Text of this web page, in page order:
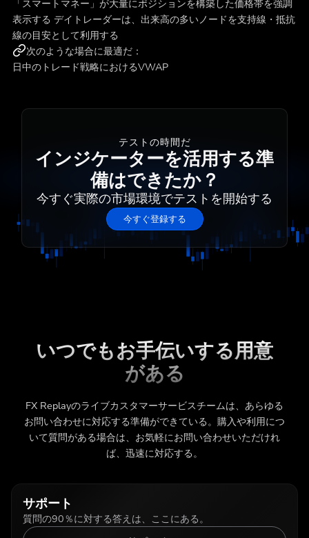
「スマートマネー」が大量にポジションを構築した価格帯を強調
表示する デイトレーダーは、出来高の多いノードを支持線・抵抗
線の目安として利用する
次のような場合に最適だ：
日中のトレード戦略におけるVWAP
テストの時間だ
インジケーターを活用する準
備はできたか？
今すぐ実際の市場環境でテストを開始する
今すぐ登録する
いつでもお手伝いする用意
がある
FX Replayのライブカスタマーサービスチームは、あらゆる
お問い合わせに対応する準備ができている。購入や利用につ
いて質問がある場合は、お気軽にお問い合わせいただけれ
ば、迅速に対応する。
サポート
質問の90％に対する答えは、ここにある。